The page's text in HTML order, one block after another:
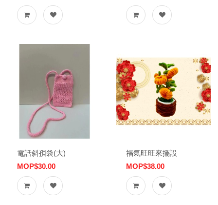
電話斜孭袋(大)
MOP$30.00
福氣旺旺來擺設
MOP$38.00